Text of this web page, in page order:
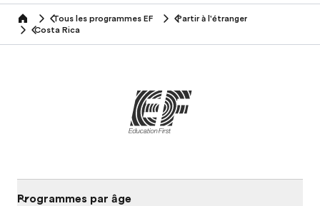
home Tous les programmes EF
Partir à l'étranger
Costa Rica
Programmes par âge